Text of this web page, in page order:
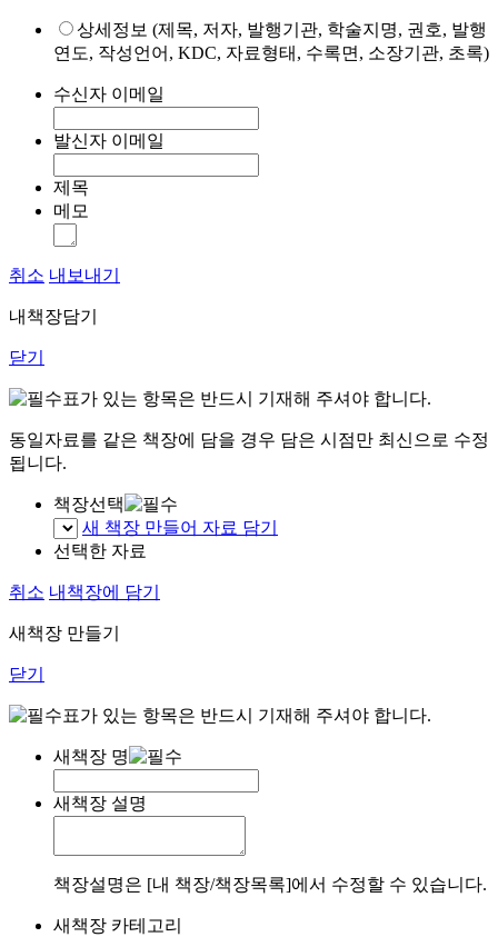
상세정보 (제목, 저자, 발행기관, 학술지명, 권호, 발행
연도, 작성언어, KDC, 자료형태, 수록면, 소장기관, 초록)
수신자 이메일
발신자 이메일
제목
메모
취소 내보내기
내책장담기
닫기
표가 있는 항목은 반드시 기재해 주셔야 합니다.
동일자료를 같은 책장에 담을 경우 담은 시점만 최신으로 수정
됩니다.
책장선택
새 책장 만들어 자료 담기
선택한 자료
취소 내책장에 담기
새책장 만들기
닫기
표가 있는 항목은 반드시 기재해 주셔야 합니다.
새책장 명
새책장 설명
책장설명은 [내 책장/책장목록]에서 수정할 수 있습니다.
새책장 카테고리